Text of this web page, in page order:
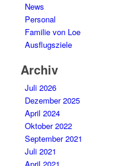
News
Personal
Familie von Loe
Ausflugsziele
Archiv
Juli 2026
Dezember 2025
April 2024
Oktober 2022
September 2021
Juli 2021